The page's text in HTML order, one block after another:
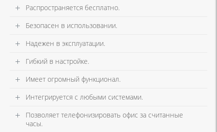
Распространяется бесплатно.
Безопасен в использовании.
Надежен в эксплуатации.
Гибкий в настройке.
Имеет огромный функционал.
Интегрируется с любыми системами.
Позволяет телефонизировать офис за считанные
часы.